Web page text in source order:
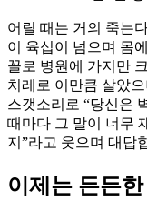
어릴 때는 거의 죽는
이 육십이 넘으며 몸
꼴로 병원에 가지만
치레로 이만큼 살았
스갯소리로 “당신은
때마다 그 말이 너무
지”라고 웃으며 대답
이제는 든든